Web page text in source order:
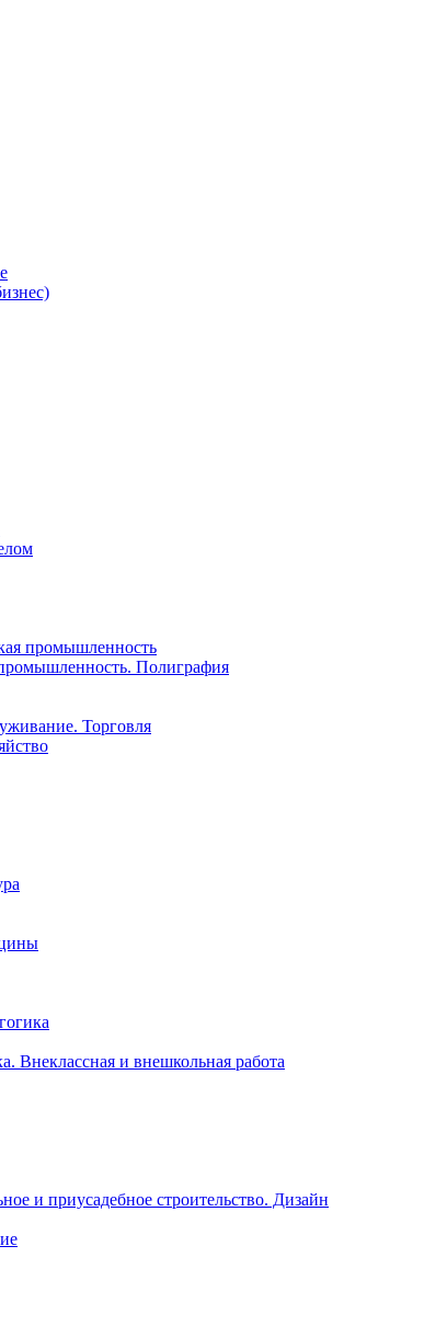
промышленность
Полиграфия
Торговля
Внеклассная и внешкольная работа
и приусадебное строительство. Дизайн